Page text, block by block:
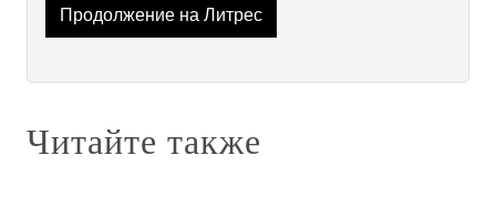
Продолжение на Литрес
Читайте также